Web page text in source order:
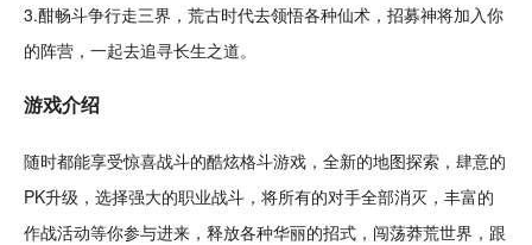
3.酣畅斗争行走三界，荒古时代去领悟各种仙术，招募神将加入你
的阵营，一起去追寻长生之道。
游戏介绍
随时都能享受惊喜战斗的酷炫格斗游戏，全新的地图探索 ，肆意的
PK升级 ，选择强大的职业战斗，将所有的对手全部消灭，丰富的
作战活动等你参与进来，释放各种华丽的招式，闯荡莽荒世界，跟